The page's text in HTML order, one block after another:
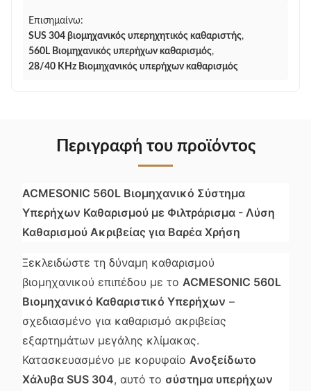
Επισημαίνω:
SUS 304 βιομηχανικός υπερηχητικός καθαριστής,
560L Βιομηχανικός υπερήχων καθαρισμός,
28/40 KHz Βιομηχανικός υπερήχων καθαρισμός
Περιγραφή του προϊόντος
ACMESONIC 560L Βιομηχανικό Σύστημα
Υπερήχων Καθαρισμού με Φιλτράρισμα - Λύση
Καθαρισμού Ακριβείας για Βαρέα Χρήση
Ξεκλειδώστε τη δύναμη καθαρισμού
βιομηχανικού επιπέδου με το ACMESONIC 560L
Βιομηχανικό Καθαριστικό Υπερήχων –
σχεδιασμένο για καθαρισμό ακριβείας
εξαρτημάτων μεγάλης κλίμακας.
Κατασκευασμένο με κορυφαίο Ανοξείδωτο
Χάλυβα SUS 304, αυτό το σύστημα υπερήχων